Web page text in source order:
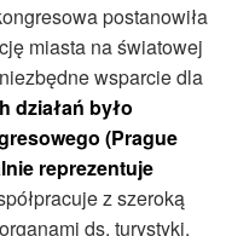
postanowiła
miasta na światowej
wsparcie dla
działań było
(Prague
reprezentuje
z szeroką
ds. turystyki.